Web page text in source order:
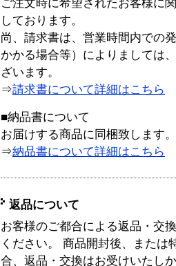
ご注文時に希望されたお客様に
しております。
尚、請求書は、営業時間内での
かかる場合等）によりましては
ざいます。
⇒請求書について詳細はこちら
■納品書について
お届けする商品に同梱致します。
⇒納品書について詳細はこちら
返品について
お客様のご都合による返品・交
ください。 商品開封後、または
合、返品・交換はお受けいたし